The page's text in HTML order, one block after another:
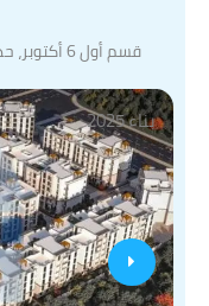
قسم أول 6 أكتوبر، حدائق أكتوبر، محافظة الجيزة 3284051
بناء 2025